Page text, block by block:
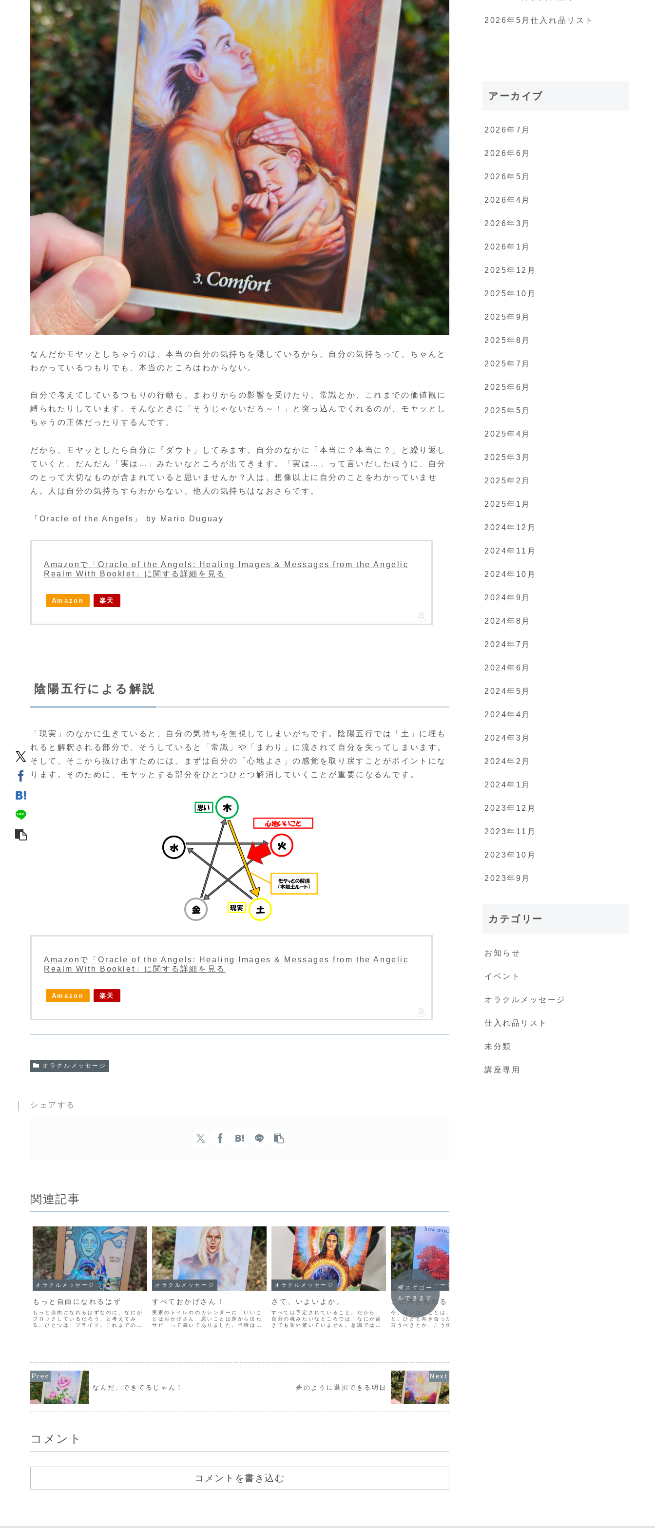
なんだかモヤッとしちゃうのは、本当の自分の気持ちを隠しているから。自分の気持ちって、ちゃんと
わかっているつもりでも、本当のところはわからない。
自分で考えてしているつもりの行動も、まわりからの影響を受けたり、常識とか、これまでの価値観に
縛られたりしています。そんなときに「そうじゃないだろ～！」と突っ込んでくれるのが、モヤッとし
ちゃうの正体だったりするんです。
だから、モヤッとしたら自分に「ダウト」してみます。自分のなかに「本当に？本当に？」と繰り返し
ていくと、だんだん「実は…」みたいなところが出てきます。「実は…」って言いだしたほうに、自分
のとって大切なものが含まれていると思いませんか？人は、想像以上に自分のことをわかっていませ
ん。人は自分の気持ちすらわからない、他人の気持ちはなおさらです。
『Oracle of the Angels』 by Mario Duguay
Amazonで「Oracle of the Angels: Healing Images & Messages from the Angelic
Realm With Booklet」に関する詳細を見る
Amazon 楽天
陰陽五行による解説
「現実」のなかに生きていると、自分の気持ちを無視してしまいがちです。陰陽五行では「土」に埋も
れると解釈される部分で、そうしていると「常識」や「まわり」に流されて自分を失ってしまいます。
そして、そこから抜け出すためには、まずは自分の「心地よさ」の感覚を取り戻すことがポイントにな
ります。そのために、モヤッとする部分をひとつひとつ解消していくことが重要になるんです。
Amazonで「Oracle of the Angels: Healing Images & Messages from the Angelic
Realm With Booklet」に関する詳細を見る
Amazon 楽天
オラクルメッセージ
シェアする
関連記事
オラクルメッセージ
もっと自由になれるはず
もっと自由になれるはずなのに、なにが
ブロックしているだろう、と考えてみ
る。ひとつは、プライド。これまでの経
オラクルメッセージ
すべておかげさん！
実家のトイレののカレンダーに「いいこ
とはおかげさん、悪いことは身から出た
サビ」って書いてありました。当時は、
オラクルメッセージ
さて、いよいよか。
すべては予定されていること。だから、
自分の魂みたいなところでは、なにが起
きても案外驚いていません。意識ではど
オラクルメッセージ
この声が枯れるくらいに
今、言いたいことは、今、伝えるべきこ
と。ひとと向き合ったとき、今、これを
言うべきとか、こう伝えたほうがみたい
横スクロー
ルできます
なんだ、できてるじゃん！ 夢のように選択できる明日
コメント
コメントを書き込む
2026年5月仕入れ品リスト
アーカイブ
2026年7月
2026年6月
2026年5月
2026年4月
2026年3月
2026年1月
2025年12月
2025年10月
2025年9月
2025年8月
2025年7月
2025年6月
2025年5月
2025年4月
2025年3月
2025年2月
2025年1月
2024年12月
2024年11月
2024年10月
2024年9月
2024年8月
2024年7月
2024年6月
2024年5月
2024年4月
2024年3月
2024年2月
2024年1月
2023年12月
2023年11月
2023年10月
2023年9月
カテゴリー
お知らせ
イベント
オラクルメッセージ
仕入れ品リスト
未分類
講座専用